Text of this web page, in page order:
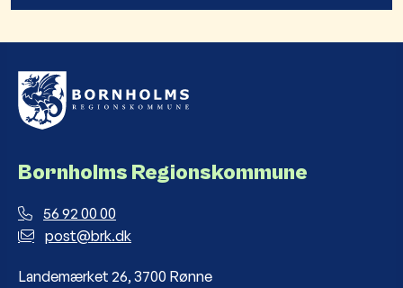
Bornholms Regionskommune
56 92 00 00
post@brk.dk
Landemærket 26, 3700 Rønne